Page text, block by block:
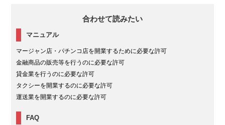
合わせて読みたい
マニュアル
マージャン店・パチンコ店を開業するために必要な許可
金融商品の販売等を行うのに必要な許可
貸金業を行うのに必要な許可
タクシーを開業するのに必要な許可
運送業を開業するのに必要な許可
FAQ